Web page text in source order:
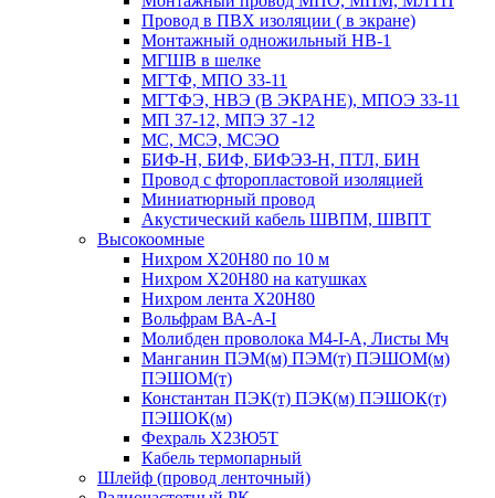
Провод в ПВХ изоляции ( в экране)
Монтажный одножильный HB-1
МГШВ в шелке
МГТФ, МПО 33-11
МГТФЭ, НВЭ (В ЭКРАНЕ), МПОЭ 33-11
МП 37-12, МПЭ 37 -12
МС, МСЭ, МСЭО
БИФ-Н, БИФ, БИФЭЗ-Н, ПТЛ, БИН
Провод с фторопластовой изоляцией
Миниатюрный провод
Акустический кабель ШВПМ, ШВПТ
Высокоомные
Нихром Х20Н80 по 10 м
Нихром Х20Н80 на катушках
Нихром лента Х20Н80
Вольфрам ВА-А-I
Молибден проволока М4-I-А, Листы Мч
Манганин ПЭМ(м) ПЭМ(т) ПЭШОМ(м)
ПЭШОМ(т)
Константан ПЭК(т) ПЭК(м) ПЭШОК(т)
ПЭШОК(м)
Фехраль Х23Ю5Т
Кабель термопарный
Шлейф (провод ленточный)